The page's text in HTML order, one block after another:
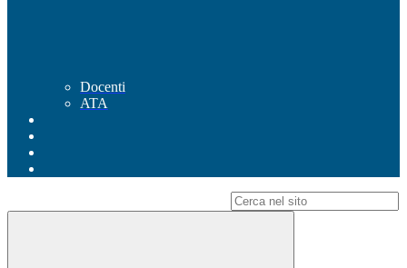
Docenti
ATA